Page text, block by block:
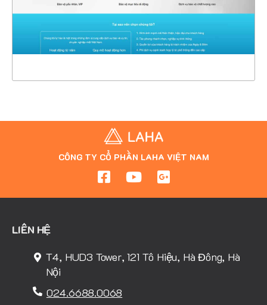
CHI TIẾT
XEM THỰC TẾ
CÔNG TY CỔ PHẦN LAHA VIỆT NAM
LIÊN HỆ
T4, HUD3 Tower, 121 Tô Hiệu, Hà Đông, Hà
Nội
024.6688.0068